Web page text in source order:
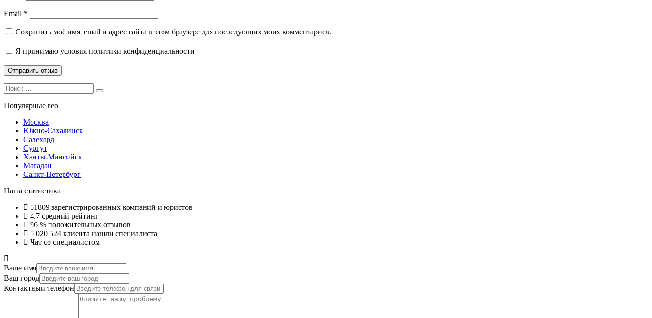
Email *
Сохранить моё имя, email и адрес сайта в этом браузере для последующих моих комментариев.
Я принимаю условия политики конфиденциальности
Search
for:
Search
Популярные гео
Москва
Южно-Сахалинск
Салехард
Сургут
Ханты-Мансийск
Магадан
Санкт-Петербург
Наша статистика
51809 зарегистрированных компаний и юристов
4.7 средний рейтинг
96 % положительных отзывов
5 020 524 клиента нашли специалиста
Чат со специалистом
Ваше имя
Ваш город
Контактный телефон